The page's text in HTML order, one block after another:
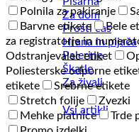
Za dom
Prosti čas
Hrana in pijača
Palerine
Škatle
Za živali
Vsi artikli
Polnila za pakiranje
Barvne etikete
Bele
za registratorje in
Odstranjevalec etiket
Poliesterske odporne
etikete
Srebrne etikete
Stretch folije
Zvezki
Mehke platnice
Trde